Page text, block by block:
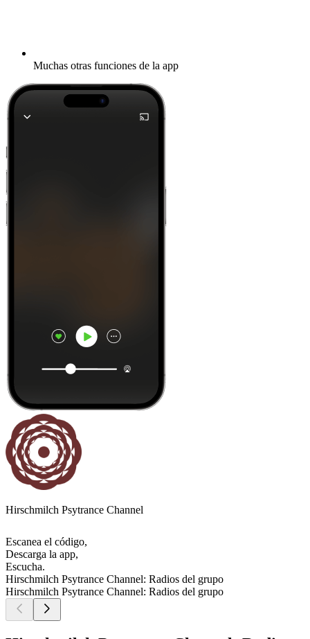
Muchas otras funciones de la app
Hirschmilch Psytrance Channel
Escanea el código,
Descarga la app,
Escucha.
Hirschmilch Psytrance Channel: Radios del grupo
Hirschmilch Psytrance Channel: Radios del grupo